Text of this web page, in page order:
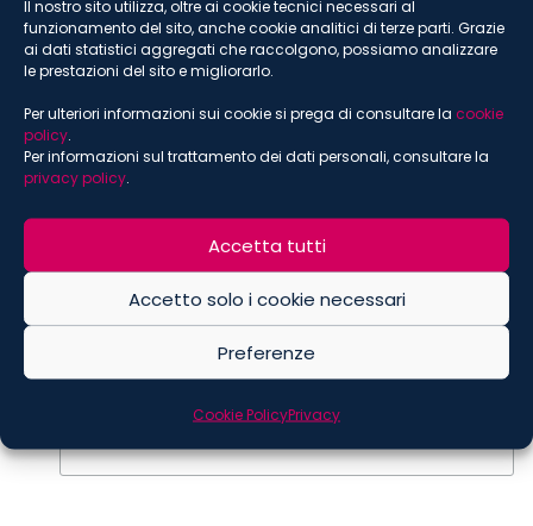
Il nostro sito utilizza, oltre ai cookie tecnici necessari al
funzionamento del sito, anche cookie analitici di terze parti. Grazie
ai dati statistici aggregati che raccolgono, possiamo analizzare
le prestazioni del sito e migliorarlo.
Per ulteriori informazioni sui cookie si prega di consultare la cookie
policy.
Per informazioni sul trattamento dei dati personali, consultare la
privacy policy.
Accetta tutti
Accetto solo i cookie necessari
Preferenze
Cookie PolicyPrivacy
Food
ISCRIVITI ALLA NEWSLETTER
*indica che è obbligatorio
Email